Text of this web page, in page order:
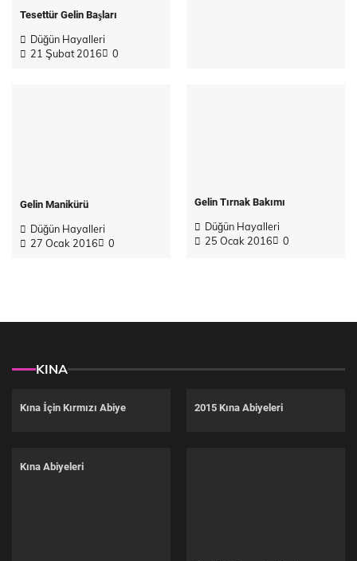
Tesettür Gelin Başları
Düğün Hayalleri
21 Şubat 2016
0
Gelin Manikürü
Düğün Hayalleri
27 Ocak 2016
0
Gelin Tırnak Bakımı
Düğün Hayalleri
25 Ocak 2016
0
KINA
Kına İçin Kırmızı Abiye 2015 Kına Abiyeleri
Kına Abiyeleri